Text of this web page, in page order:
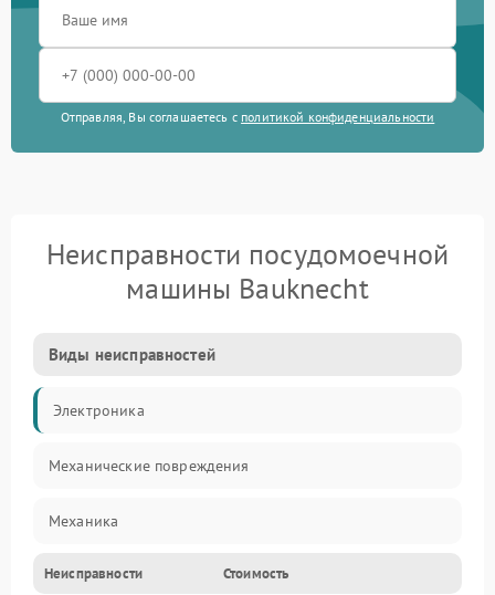
Отправляя, Вы соглашаетесь с политикой конфиденциальности
Неисправности посудомоечной
машины Bauknecht
Виды неисправностей
Электроника
Механические повреждения
Механика
Управление
Неисправности Стоимость